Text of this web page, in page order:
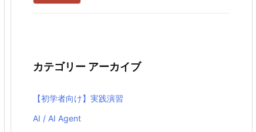
カテゴリー アーカイブ
【初学者向け】実践演習
AI / AI Agent